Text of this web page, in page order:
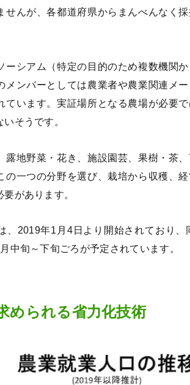
せんが、各都道府県からまんべんなく
ーシアム（特定の目的のため複数機関
メンバーとしては農業者や農業関連メ
ています。実証場所となる農場が必要
そうです。
露地野菜・花き、施設園芸、果樹・茶
の一つの分野を選び、栽培から収穫、
があります。
、2019年1月4日より開始されており、
中旬～下旬ごろが予定されています。
められる省力化技術